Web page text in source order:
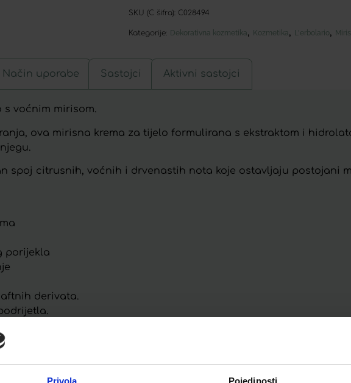
Privola Pojedinosti
SKU (C šifra): C028494
Kategorije: Dekorativna kozmetika, Kozmetika, L'erbolario,
Način uporabe Sastojci Aktivni sastojci
s voćnim mirisom.
ova mirisna krema za tijelo formulirana s ekstraktom i
spoj citrusnih, voćnih i drvenastih nota koje ostavljaju postojani
porijekla
derivata.
osigurava stabilnost i ugodnost proizvoda.